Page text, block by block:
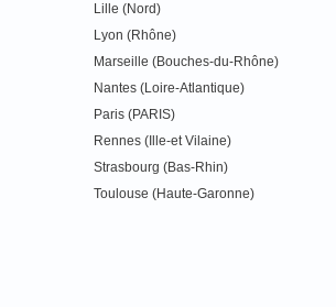
Lille (Nord)
Lyon (Rhône)
Marseille (Bouches-du-Rhône)
Nantes (Loire-Atlantique)
Paris (PARIS)
Rennes (Ille-et Vilaine)
Strasbourg (Bas-Rhin)
Toulouse (Haute-Garonne)